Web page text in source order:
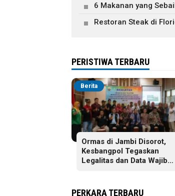
6 Makanan yang
Restoran Steak di
PERISTIWA TERBARU
Berita
Ormas di Jambi Disorot,
Kesbangpol Tegaskan
Legalitas dan Data Wajib
PERKARA TERBARU